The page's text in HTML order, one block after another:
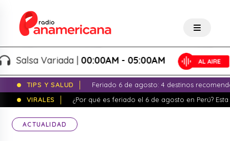
Variada |00:00AM - 05:00AM
TIPS Y SALUD
Feriado 6 de agosto: 4 destinos
VIRALES
¿Por qué es feriado el 6 de agosto en Perú?
ACTUALIDAD